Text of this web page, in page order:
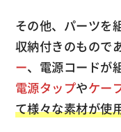
その他、パーツを
収納付きのもので
ー、電源コードが
電源タップやケー
て様々な素材が使